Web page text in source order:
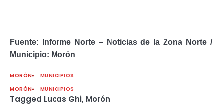
Fuente: Informe Norte – Noticias de la Zona Norte /
Municipio: Morón
MORÓN
MUNICIPIOS
MORÓN
MUNICIPIOS
Tagged Lucas Ghi, Morón